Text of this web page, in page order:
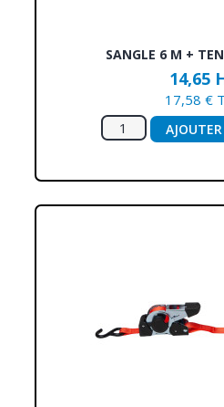
SANGLE 6 M +
14,65
17,58 €